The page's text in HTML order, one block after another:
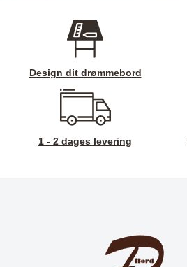
Design dit drømmebord
1 - 2 dages levering